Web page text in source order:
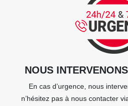
NOUS
En cas d’urgence, nous
n’hésitez pas à nous contacter